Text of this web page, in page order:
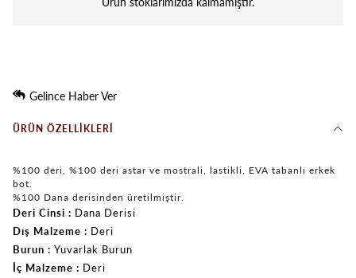
Gelince Haber Ver
ÜRÜN ÖZELLIKLERI
%100 deri, %100 deri astar ve mostrali, lastikli, EVA tabanlı erkek
bot.
%100 Dana derisinden üretilmiştir.
Deri Cinsi
Dana Derisi
Dış Malzeme
Deri
Burun
Yuvarlak Burun
İç Malzeme
Deri